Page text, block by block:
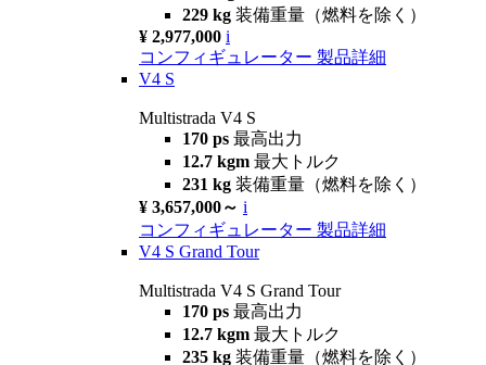
229 kg 装備重量（燃料を除く）
¥ 2,977,000 i
コンフィギュレーター 製品詳細
V4 S
Multistrada V4 S
170 ps 最高出力
12.7 kgm 最大トルク
231 kg 装備重量（燃料を除く）
¥ 3,657,000～ i
コンフィギュレーター 製品詳細
V4 S Grand Tour
Multistrada V4 S Grand Tour
170 ps 最高出力
12.7 kgm 最大トルク
235 kg 装備重量（燃料を除く）